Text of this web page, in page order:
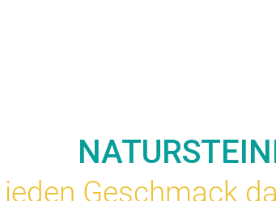
jeden Geschmack